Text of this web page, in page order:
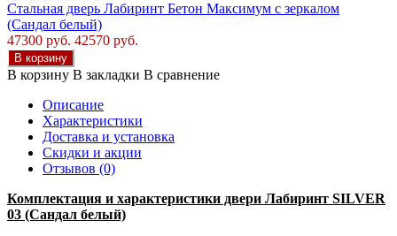
Стальная дверь Лабиринт Бетон Максимум с зеркалом
(Сандал белый)
47300 руб. 42570 руб.
В корзину
В корзину В закладки В сравнение
Описание
Характеристики
Доставка и установка
Скидки и акции
Отзывов (0)
Комплектация и характеристики двери Лабиринт SILVER
03 (Сандал белый)